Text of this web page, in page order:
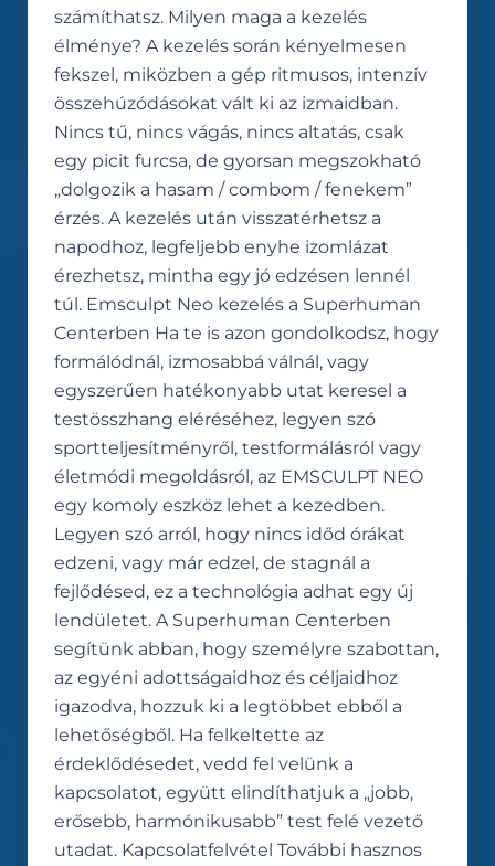
számíthatsz. Milyen maga a kezelés
élménye? A kezelés során kényelmesen
fekszel, miközben a gép ritmusos, intenzív
összehúzódásokat vált ki az izmaidban.
Nincs tű, nincs vágás, nincs altatás, csak
egy picit furcsa, de gyorsan megszokható
„dolgozik a hasam / combom / fenekem”
érzés. A kezelés után visszatérhetsz a
napodhoz, legfeljebb enyhe izomlázat
érezhetsz, mintha egy jó edzésen lennél
túl. Emsculpt Neo kezelés a Superhuman
Centerben Ha te is azon gondolkodsz, hogy
formálódnál, izmosabbá válnál, vagy
egyszerűen hatékonyabb utat keresel a
test­összhang eléréséhez, legyen szó
sportteljesítményről, testformálásról vagy
életmódi megoldásról, az EMSCULPT NEO
egy komoly eszköz lehet a kezedben.
Legyen szó arról, hogy nincs időd órákat
edzeni, vagy már edzel, de stagnál a
fejlődésed, ez a technológia adhat egy új
lendületet. A Superhuman Centerben
segítünk abban, hogy személyre szabottan,
az egyéni adottságaidhoz és céljaidhoz
igazodva, hozzuk ki a legtöbbet ebből a
lehetőségből. Ha felkeltette az
érdeklődésedet, vedd fel velünk a
kapcsolatot, együtt elindíthatjuk a „jobb,
erősebb, harmónikusabb” test felé vezető
utadat. Kapcsolatfelvétel További hasznos